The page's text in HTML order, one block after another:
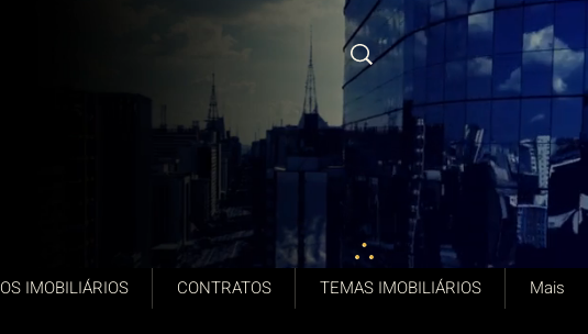
IMOBILIÁRIOS CONTRATOS TEMAS IMOBILIÁRIOS Mais